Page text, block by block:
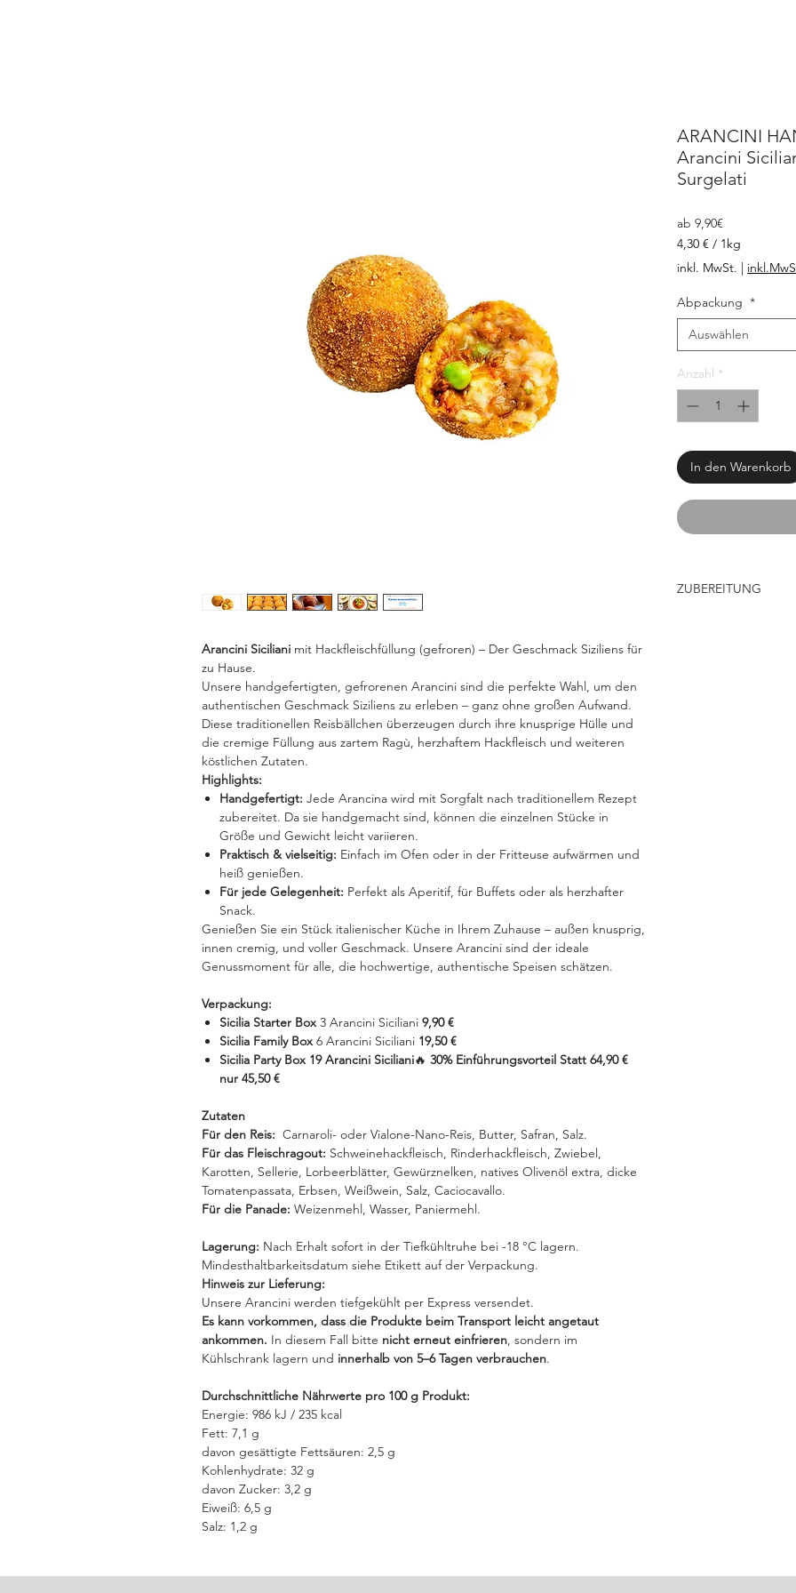
Arancini Siciliani mit Hackfleischfüllung (gefroren) – Der Geschmack Siziliens für
zu Hause.
Unsere handgefertigten, gefrorenen Arancini sind die perfekte Wahl, um den
authentischen Geschmack Siziliens zu erleben – ganz ohne großen Aufwand.
Diese traditionellen Reisbällchen überzeugen durch ihre knusprige Hülle und
die cremige Füllung aus zartem Ragù, herzhaftem Hackfleisch und weiteren
köstlichen Zutaten.
Highlights:
Handgefertigt: Jede Arancina wird mit Sorgfalt nach traditionellem Rezept
zubereitet. Da sie handgemacht sind, können die einzelnen Stücke in
Größe und Gewicht leicht variieren.
Praktisch & vielseitig: Einfach im Ofen oder in der Fritteuse aufwärmen und
heiß genießen.
Für jede Gelegenheit: Perfekt als Aperitif, für Buffets oder als herzhafter
Snack.
Genießen Sie ein Stück italienischer Küche in Ihrem Zuhause – außen knusprig,
innen cremig, und voller Geschmack. Unsere Arancini sind der ideale
Genussmoment für alle, die hochwertige, authentische Speisen schätzen.
Verpackung:
Sicilia Starter Box3 Arancini Siciliani 9,90 €
Sicilia Family Box6 Arancini Siciliani 19,50 €
Sicilia Party Box 19 Arancini Siciliani🔥 30% Einführungsvorteil Statt 64,90 €
nur 45,50 €
Zutaten
Für den Reis: Carnaroli- oder Vialone-Nano-Reis, Butter, Safran, Salz.
Für das Fleischragout: Schweinehackfleisch, Rinderhackfleisch, Zwiebel,
Karotten, Sellerie, Lorbeerblätter, Gewürznelken, natives Olivenöl extra, dicke
Tomatenpassata, Erbsen, Weißwein, Salz, Caciocavallo.
Für die Panade: Weizenmehl, Wasser, Paniermehl.
Lagerung: Nach Erhalt sofort in der Tiefkühltruhe bei -18 °C lagern.
Mindesthaltbarkeitsdatum siehe Etikett auf der Verpackung.
Hinweis zur Lieferung:
Unsere Arancini werden tiefgekühlt per Express versendet.
Es kann vorkommen, dass die Produkte beim Transport leicht angetaut
ankommen. In diesem Fall bitte nicht erneut einfrieren, sondern im
Kühlschrank lagern und innerhalb von 5–6 Tagen verbrauchen.
Durchschnittliche Nährwerte pro 100 g Produkt:
Energie: 986 kJ / 235 kcal
Fett: 7,1 g
davon gesättigte Fettsäuren: 2,5 g
Kohlenhydrate: 32 g
davon Zucker: 3,2 g
Eiweiß: 6,5 g
Salz: 1,2 g
ARANCINI
Arancini
Surgelati
ab 9,90€
Preis
4,30 € / 1kg
4,30 €
pro
1
Kilogramm
inkl. MwSt. |
Abpackung *
Auswählen
Anzahl *
In den Warenkorb
ZUBEREITUNG